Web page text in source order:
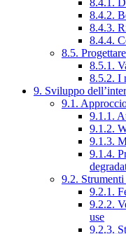
8.4.2.
8.4.3.
8.4.4.
8.5.
8.5.1.
8.5.2. I
9. Sviluppo
9.1.
9.1.1.
9.1.2.
9.1.3.
9.1.4.
9.2.
9.2.1.
9.2.2.
use
9.2.3.